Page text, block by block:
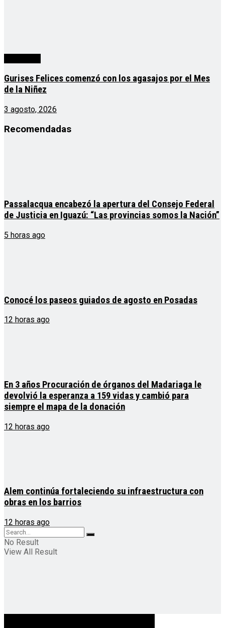
Gurises Felices comenzó con los agasajos por el Mes
de la Niñez
3 agosto, 2026
Recomendadas
Passalacqua encabezó la apertura del Consejo Federal
de Justicia en Iguazú: “Las provincias somos la Nación”
5 horas ago
Conocé los paseos guiados de agosto en Posadas
12 horas ago
En 3 años Procuración de órganos del Madariaga le
devolvió la esperanza a 159 vidas y cambió para
siempre el mapa de la donación
12 horas ago
Alem continúa fortaleciendo su infraestructura con
obras en los barrios
12 horas ago
No Result
View All Result